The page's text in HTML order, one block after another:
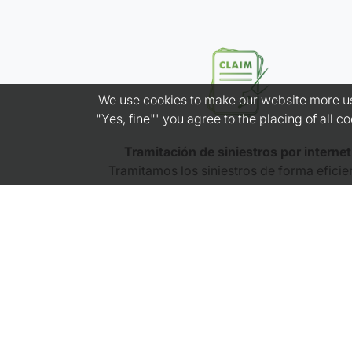
Tramitación de siniestros por internet
Tramitamos los siniestros de forma
y sin complicaciones.
We use cookies to make our website more
"Yes, fine"' you agree to the placing of all